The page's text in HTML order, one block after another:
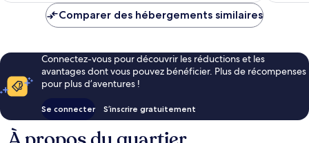
de
Comparer des hébergements similaires
Connectez-vous pour découvrir les réductions et les
avantages dont vous pouvez bénéficier. Plus de récompenses
pour plus d’aventures !
Se connecter S’inscrire gratuitement